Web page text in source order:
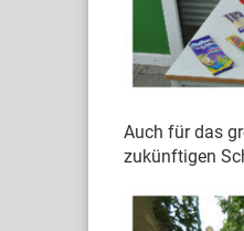
Auch für das
zukünftigen